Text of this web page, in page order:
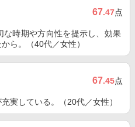
67.47点
時期や方向性を提示し、効果
ら。（40代／女性）
67.45点
実している。（20代／女性）